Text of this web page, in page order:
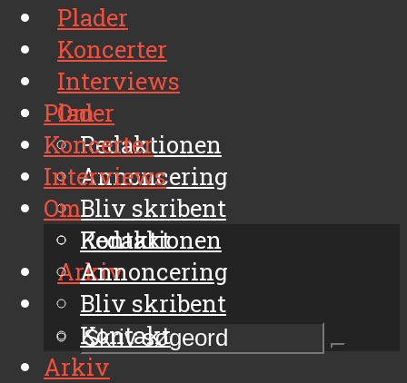
Plader
Koncerter
Interviews
Om
Redaktionen
Annoncering
Bliv skribent
Kontakt
Arkiv
Plader
Koncerter
Interviews
Om
Redaktionen
Annoncering
Bliv skribent
Kontakt
Arkiv